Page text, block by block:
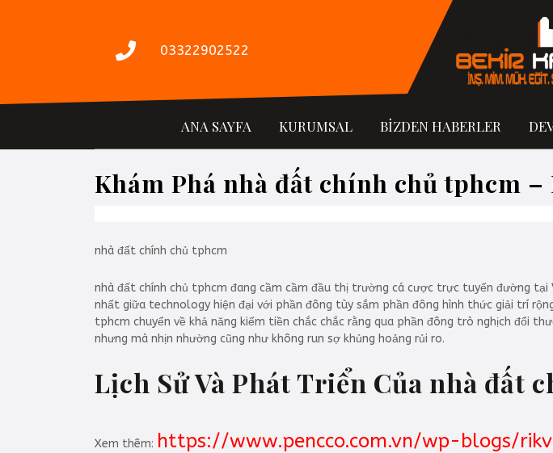
03322902522
ANA SAYFA KURUMSAL BİZDEN HABERLER
Khám Phá nhà đất chính chủ tphcm
nhà đất chính chủ tphcm
nhà đất chính chủ tphcm đang cầm cầm đầu thị trường cá cược trực tuyến đường
nhất giữa technology hiện đại với phần đông tùy sắm phần đông hình thức giải trí
tphcm chuyển về khả năng kiếm tiền chắc chắc rằng qua phần đông trò nghịch đổi
nhưng mà nhịn nhường cũng như không run sợ khủng hoảng rủi ro.
Lịch Sử Và Phát Triển Của nhà đất
Xem thêm: https://www.pencco.com.vn/wp-blogs/